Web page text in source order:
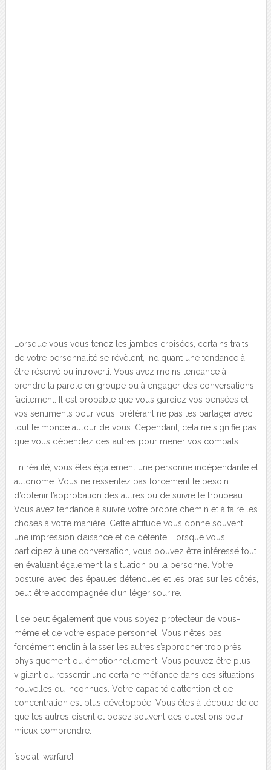
Lorsque vous vous tenez les jambes croisées, certains traits
de votre personnalité se révèlent, indiquant une tendance à
être réservé ou introverti. Vous avez moins tendance à
prendre la parole en groupe ou à engager des conversations
facilement. Il est probable que vous gardiez vos pensées et
vos sentiments pour vous, préférant ne pas les partager avec
tout le monde autour de vous. Cependant, cela ne signifie pas
que vous dépendez des autres pour mener vos combats.
En réalité, vous êtes également une personne indépendante et
autonome. Vous ne ressentez pas forcément le besoin
d’obtenir l’approbation des autres ou de suivre le troupeau.
Vous avez tendance à suivre votre propre chemin et à faire les
choses à votre manière. Cette attitude vous donne souvent
une impression d’aisance et de détente. Lorsque vous
participez à une conversation, vous pouvez être intéressé tout
en évaluant également la situation ou la personne. Votre
posture, avec des épaules détendues et les bras sur les côtés,
peut être accompagnée d’un léger sourire.
Il se peut également que vous soyez protecteur de vous-
même et de votre espace personnel. Vous n’êtes pas
forcément enclin à laisser les autres s’approcher trop près
physiquement ou émotionnellement. Vous pouvez être plus
vigilant ou ressentir une certaine méfiance dans des situations
nouvelles ou inconnues. Votre capacité d’attention et de
concentration est plus développée. Vous êtes à l’écoute de ce
que les autres disent et posez souvent des questions pour
mieux comprendre.
[social_warfare]